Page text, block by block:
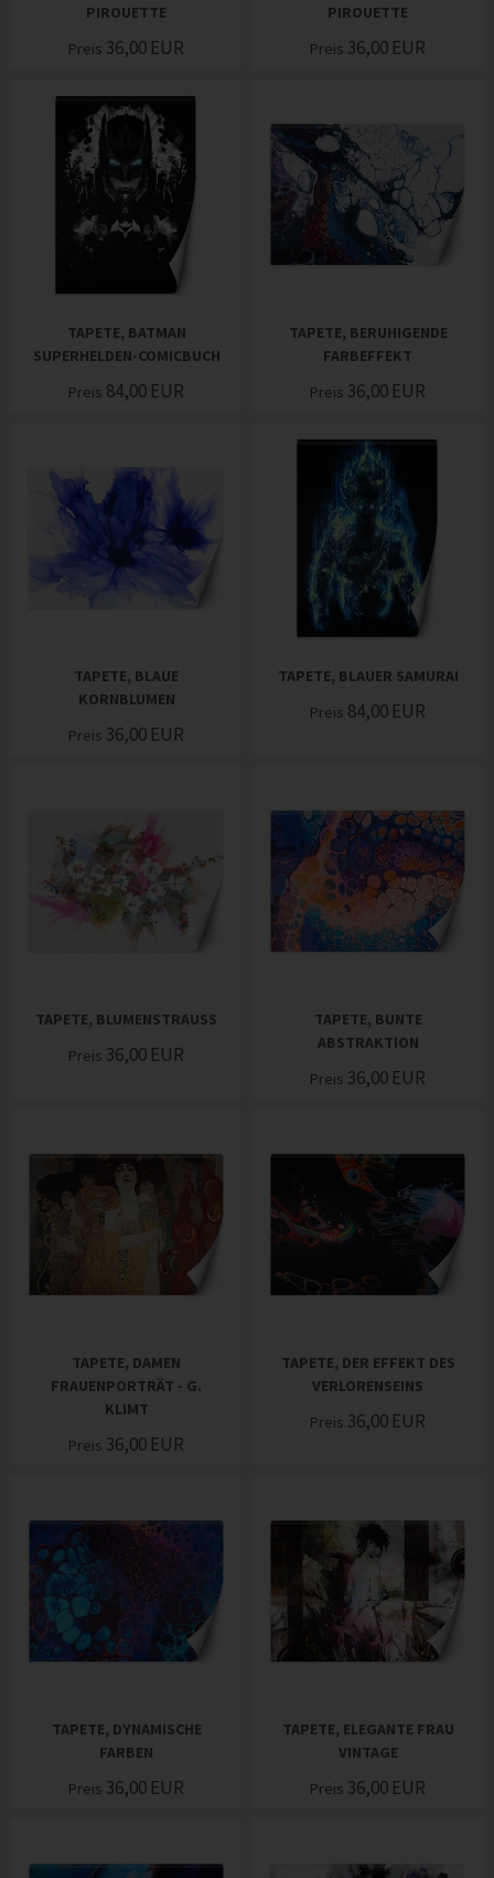
PIROUETTE
Preis 36,00 EUR
PIROUETTE
Preis 36,00 EUR
TAPETE, BATMAN
SUPERHELDEN-COMICBUCH
Preis 84,00 EUR
TAPETE, BERUHIGENDE
FARBEFFEKT
Preis 36,00 EUR
TAPETE, BLAUE
KORNBLUMEN
Preis 36,00 EUR
TAPETE, BLAUER SAMURAI
Preis 84,00 EUR
TAPETE, BLUMENSTRAUSS
Preis 36,00 EUR
TAPETE, BUNTE
ABSTRAKTION
Preis 36,00 EUR
TAPETE, DAMEN
FRAUENPORTRÄT - G.
KLIMT
Preis 36,00 EUR
TAPETE, DER EFFEKT DES
VERLORENSEINS
Preis 36,00 EUR
TAPETE, DYNAMISCHE
FARBEN
Preis 36,00 EUR
TAPETE, ELEGANTE FRAU
VINTAGE
Preis 36,00 EUR